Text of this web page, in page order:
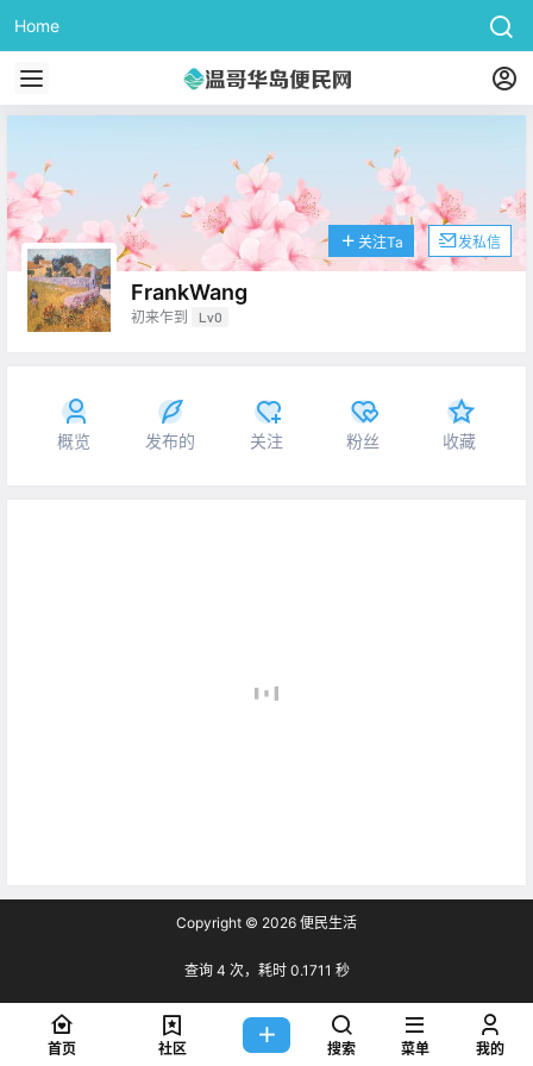
Home
FrankWang
初来乍到 Lv0
关注Ta 发私信
概览 发布的 关注 粉丝 收藏
Copyright © 2026 便民生活
查询 4 次，耗时 0.1711 秒
首页 社区 搜索 菜单 我的